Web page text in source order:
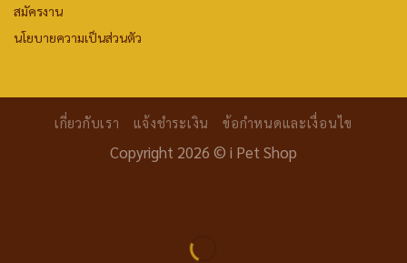
สมัครงาน
นโยบายความเป็นส่วนตัว
เกี่ยวกับเรา แจ้งชำระเงิน ข้อกำหนดและเงื่อนไข
Copyright 2026 © i Pet Shop